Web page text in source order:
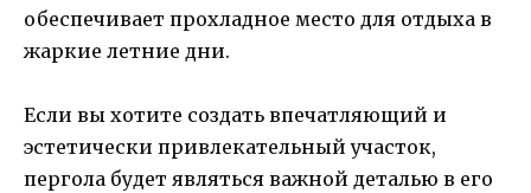
обеспечивает прохладное место для отдыха в
жаркие летние дни.
Если вы хотите создать впечатляющий и
эстетически привлекательный участок,
пергола будет являться важной деталью в его